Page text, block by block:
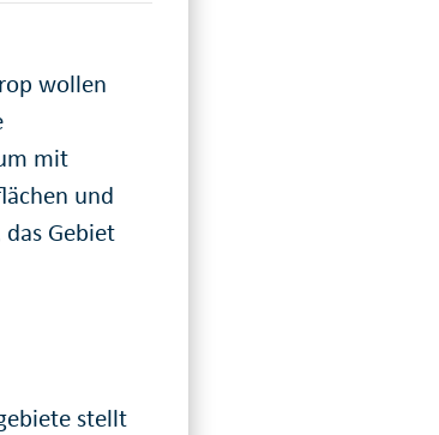
wollen
mit
und
Gebiet
stellt